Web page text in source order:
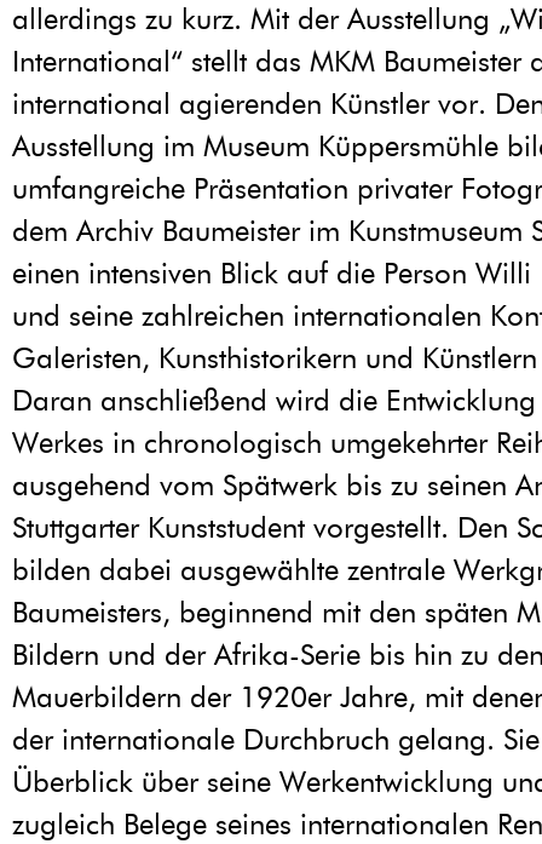
allerdings zu kurz. Mit der Ausstellung
International“ stellt das MKM Baumeister
international agierenden Künstler vor.
Ausstellung im Museum Küppersmühle
umfangreiche Präsentation privater
dem Archiv Baumeister im Kunstmuseum
einen intensiven Blick auf die Person Willi
und seine zahlreichen internationalen
Galeristen, Kunsthistorikern und
Daran anschließend wird die Entwicklung
Werkes in chronologisch umgekehrter
ausgehend vom Spätwerk bis zu seinen
Stuttgarter Kunststudent vorgestellt. Den
bilden dabei ausgewählte zentrale
Baumeisters, beginnend mit den späten
Bildern und der Afrika-Serie bis hin zu
Mauerbildern der 1920er Jahre, mit
der internationale Durchbruch gelang.
Überblick über seine Werkentwicklung
zugleich Belege seines internationalen